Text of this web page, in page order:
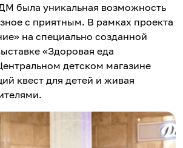
была уникальная возможность
с приятным. В рамках проекта
на специально созданной
«Здоровая еда
детском магазине
квест для детей и живая